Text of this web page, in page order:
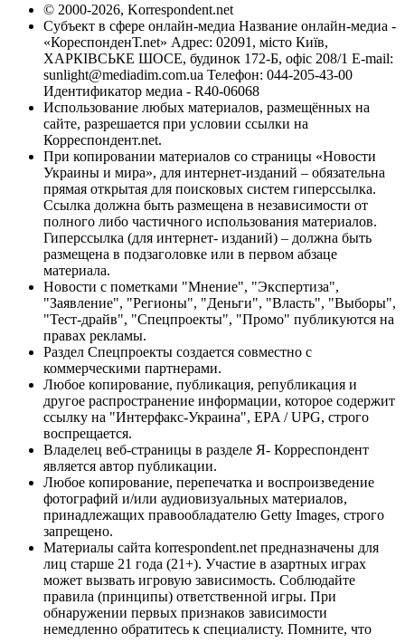
© 2000-2026, Korrespondent.net
Субъект в сфере онлайн-медиа Название онлайн-медиа -
«КореспонденТ.net» Адрес: 02091, місто Київ,
ХАРКІВСЬКЕ ШОСЕ, будинок 172-Б, офіс 208/1 E-mail:
sunlight@mediadim.com.ua Телефон: 044-205-43-00
Идентификатор медиа - R40-06068
Использование любых материалов, размещённых на
сайте, разрешается при условии ссылки на
Корреспондент.net.
При копировании материалов со страницы «Новости
Украины и мира», для интернет-изданий – обязательна
прямая открытая для поисковых систем гиперссылка.
Ссылка должна быть размещена в независимости от
полного либо частичного использования материалов.
Гиперссылка (для интернет- изданий) – должна быть
размещена в подзаголовке или в первом абзаце
материала.
Новости с пометками "Мнение", "Экспертиза",
"Заявление", "Регионы", "Деньги", "Власть", "Выборы",
"Тест-драйв", "Спецпроекты", "Промо" публикуются на
правах рекламы.
Раздел Спецпроекты создается совместно с
коммерческими партнерами.
Любое копирование, публикация, републикация и
другое распространение информации, которое содержит
ссылку на "Интерфакс-Украина", EPA / UPG, строго
воспрещается.
Владелец веб-страницы в разделе Я- Корреспондент
является автор публикации.
Любое копирование, перепечатка и воспроизведение
фотографий и/или аудиовизуальных материалов,
принадлежащих правообладателю Getty Images, строго
запрещено.
Материалы сайта korrespondent.net предназначены для
лиц старше 21 года (21+). Участие в азартных играх
может вызвать игровую зависимость. Соблюдайте
правила (принципы) ответственной игры. При
обнаружении первых признаков зависимости
немедленно обратитесь к специалисту. Помните, что